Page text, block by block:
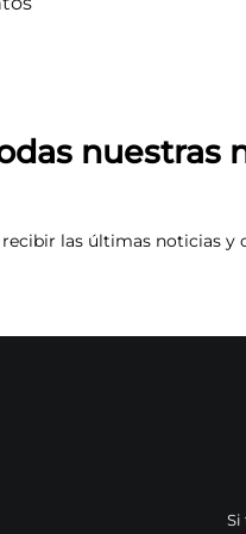
nuestras
las últimas noticias y
Si